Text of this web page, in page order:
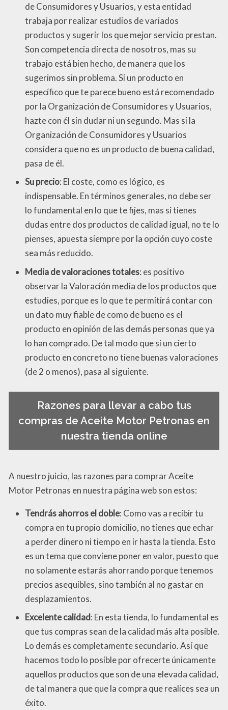
de Consumidores y Usuarios, y esta entidad
trabaja por realizar estudios de variados
productos y sugerir los que mejor servicio prestan.
Son competencia directa de nosotros, mas su
trabajo está bien hecho, de manera que los
sugerimos sin problema. Si un producto en
específico que te parece bueno está recomendado
por la Organización de Consumidores y Usuarios,
hazte con él sin dudar ni un segundo. Mas si la
Organización de Consumidores y Usuarios
considera que no es un producto de buena calidad,
pasa de él.
Su precio: El coste, como es lógico, es
indispensable. En términos generales, no debe ser
lo fundamental en lo que te fijes, mas si tienes
dudas entre dos productos de calidad igual, no te lo
pienses, apuesta siempre por la opción cuyo coste
sea más reducido.
Media de valoraciones totales: es positivo
observar la Valoración media de los productos que
estudies, porque es lo que te permitirá contar con
un dato muy fiable de como de bueno es el
producto en opinión de las demás personas que ya
lo han comprado. De tal modo que si un cierto
producto en concreto no tiene buenas valoraciones
(de 2 o menos), pasa al siguiente.
Razones para llevar a cabo tus
compras de Aceite Motor Petronas en
nuestra tienda online
A nuestro juicio, las razones para comprar Aceite
Motor Petronas en nuestra página web son estos:
Tendrás ahorros el doble: Como vas a recibir tu
compra en tu propio domicilio, no tienes que echar
a perder dinero ni tiempo en ir hasta la tienda. Esto
es un tema que conviene poner en valor, puesto que
no solamente estarás ahorrando porque tenemos
precios asequibles, sino también al no gastar en
desplazamientos.
Excelente calidad: En esta tienda, lo fundamental es
que tus compras sean de la calidad más alta posible.
Lo demás es completamente secundario. Así que
hacemos todo lo posible por ofrecerte únicamente
aquellos productos que son de una elevada calidad,
de tal manera que que la compra que realices sea un
éxito.